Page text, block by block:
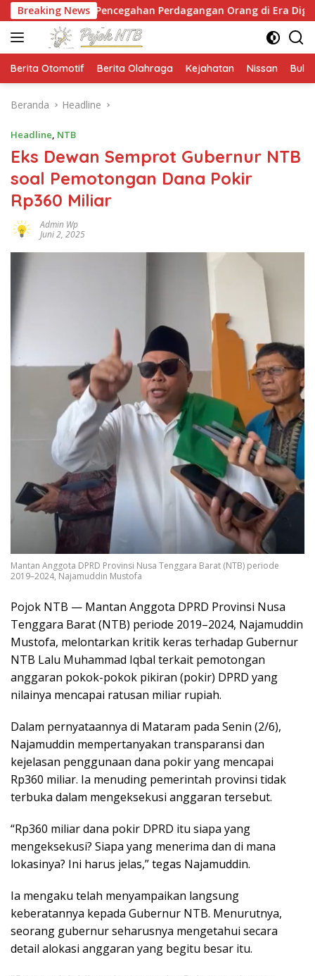
Langsung
ke
konten
Breaking News
Pencegahan Perdagangan Orang di Era Digital
Berita Otomotif Berita Olahraga Kejahatan Nissan
Beranda Headline
Headline, NTB
Eks Dewan Semprot Gubernur NTB
soal Pemotongan Dana Pokir
Rp360 Miliar
Admin Wp
Juni 2, 2025
Mantan Anggota DPRD Provinsi Nusa Tenggara Barat (NTB) periode
2019–2024, Najamuddin Mustofa
Pojok NTB — Mantan Anggota DPRD Provinsi Nusa
Tenggara Barat (NTB) periode 2019–2024, Najamuddin
Mustofa, melontarkan kritik keras terhadap Gubernur
NTB Lalu Muhammad Iqbal terkait pemotongan
anggaran pokok-pokok pikiran (pokir) DPRD yang
nilainya mencapai ratusan miliar rupiah.
Dalam pernyataannya di Mataram pada Senin (2/6),
Najamuddin mempertanyakan transparansi dan
kejelasan penggunaan dana pokir yang mencapai
Rp360 miliar. Ia menuding pemerintah provinsi tidak
terbuka dalam mengeksekusi anggaran tersebut.
“Rp360 miliar dana pokir DPRD itu siapa yang
mengeksekusi? Siapa yang menerima dan di mana
lokasinya? Ini harus jelas,” tegas Najamuddin.
Ia mengaku telah menyampaikan langsung
keberatannya kepada Gubernur NTB. Menurutnya,
seorang gubernur seharusnya mengetahui secara
detail alokasi anggaran yang begitu besar itu.